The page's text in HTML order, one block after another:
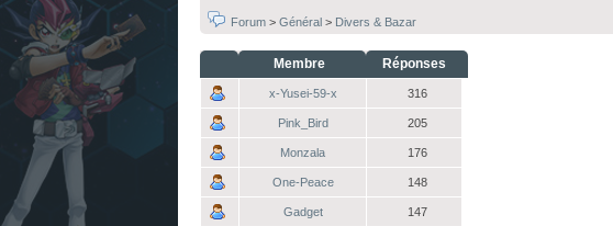
Forum > Général > Divers & Bazar
Membre Réponses
x-Yusei-59-x 316
Pink_Bird 205
Monzala 176
One-Peace 148
Gadget 147